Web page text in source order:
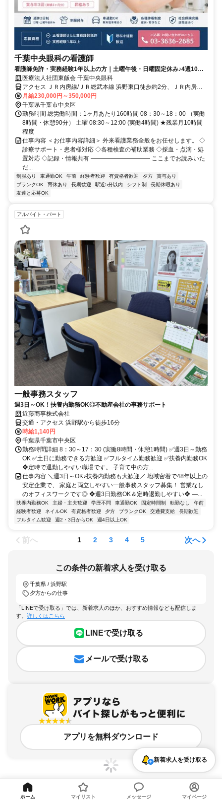
千葉中央眼科の看護師
看護師免許・実務経験1年以上の方｜土曜午後・日曜固定休み♪4週10休
◎年間休日120日！賞与年3回♪
医療法人社団東飯会 千葉中央眼科
アクセス ＪＲ内房線/ＪＲ総武本線 浜野東口徒歩約2分、ＪＲ内房線/
ＪＲ総武本線 八幡宿西口徒歩約33分、京成千原線 学園前（千葉県）
出入口1徒歩約41分 JR内房線「浜野駅」から徒歩1分 ★車通勤OK！
無料駐車場あり
月給230,000円～350,000円
千葉県千葉市中央区
勤務時間 総労働時間：1ヶ月あたり160時間 08：30～18：00 （実働
8時間・休憩90分） 土曜 08:30～12:00 (実働4時間) ★残業月10時間
程度
仕事内容 ＜お仕事内容詳細＞ 外来看護業務全般をお任せします。 ◇
診療サポート・患者様対応 ◇各種検査の補助業務 ◇採血・点滴・処
置対応 ◇記録・情報共有 ―――――――――― ここまでお読みいた
だ...
制服あり 車通勤OK 午前 経験者歓迎 有資格者歓迎 夕方
賞与あり
ブランクOK
育休あり 長期歓迎 駅近5分以内 シフト制
長期休暇あり
友達と応募OK
アルバイト・パート
一般事務スタッフ
週3日～OK！扶養内勤務OK◎不動産会社の事務サポート
近藤商事株式会社
交通・アクセス 浜野駅から徒歩16分
時給1,140円
千葉県千葉市中央区
勤務時間詳細 8：30～17：30 (実働8時間・休憩1時間) ✅週3日～勤務
OK ✅土日に勤務できる方歓迎 ✅フルタイム勤務歓迎 ✅扶養内勤務OK
❖定時で退勤しやすい職場です。 子育て中の方...
仕事内容 ＼週3日～OK♪扶養内勤務も大歓迎／ 地域密着で48年以上の
安定企業で、 家庭と両立しやすい一般事務スタッフ募集！ 営業なし
のオフィスワークです◎ ❖週3日勤務OK＆定時退勤しやすい❖ ―...
扶養内勤務OK 主婦・主夫歓迎 学歴不問 車通勤OK 固定時間制 転勤なし
午前
経験者歓迎
ネイルOK 有資格者歓迎 夕方 ブランクOK 交通費支給
長期歓迎
フルタイム歓迎
週2・3日からOK 週4日以上OK
前へ 1 2 3 4 5 次へ
この条件の新着求人を受け取る
千葉県 / 浜野駅
夕方からの仕事
「LINEで受け取る」では、新着求人のほか、おすすめ情報なども配信しま
す。 詳しくはこちら
LINEで受け取る
メールで受け取る
アプリを無料ダウンロード
新着求人を受け取る
ホーム マイリスト メッセージ マイページ